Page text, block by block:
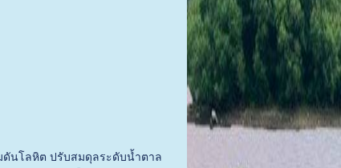
ดันโลหิต ปรับสมดุลระดับน้ำตาล